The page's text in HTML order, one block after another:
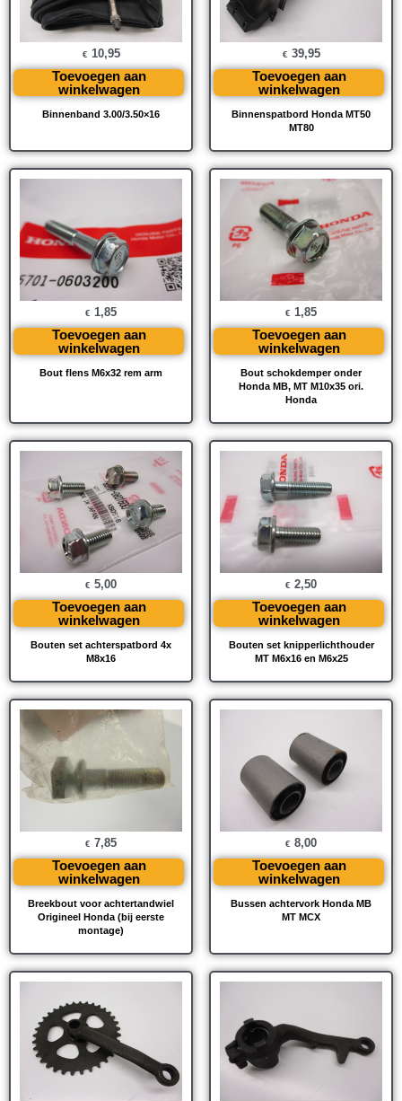
Binnenband 3.00/3.50×16
€ 10,95
Toevoegen aan
winkelwagen
Binnenspatbord Honda MT50
MT80
€ 39,95
Toevoegen aan
winkelwagen
Bout flens M6x32 rem arm
€ 1,85
Toevoegen aan
winkelwagen
Bout schokdemper onder
Honda MB, MT M10x35 ori.
Honda
€ 1,85
Toevoegen aan
winkelwagen
Bouten set achterspatbord 4x
M8x16
€ 5,00
Toevoegen aan
winkelwagen
Bouten set knipperlichthouder
MT M6x16 en M6x25
€ 2,50
Toevoegen aan
winkelwagen
Breekbout voor achtertandwiel
Origineel Honda (bij eerste
montage)
€ 7,85
Toevoegen aan
winkelwagen
Bussen achtervork Honda MB
MT MCX
€ 8,00
Toevoegen aan
winkelwagen